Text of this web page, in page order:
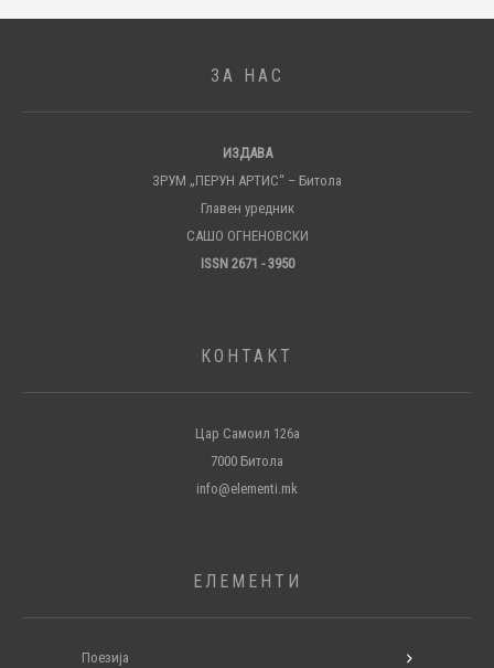
ЗА НАС
ИЗДАВА
ЗРУМ „ПЕРУН АРТИС“ – Битола
Главен уредник
САШО ОГНЕНОВСКИ
ISSN 2671 - 3950
КОНТАКТ
Цар Самоил 126а
7000 Битола
info@elementi.mk
ЕЛЕМЕНТИ
Поезија